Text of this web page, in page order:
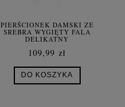
PIERŚCIONEK DAMSKI ZE
SREBRA WYGIĘTY FALA
DELIKATNY
109,99 zł
DO KOSZYKA